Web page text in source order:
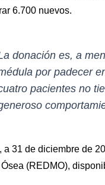
6.700 nuevos.
donación es, a
por padecer
pacientes no
a 31 de diciembre de
(REDMO),